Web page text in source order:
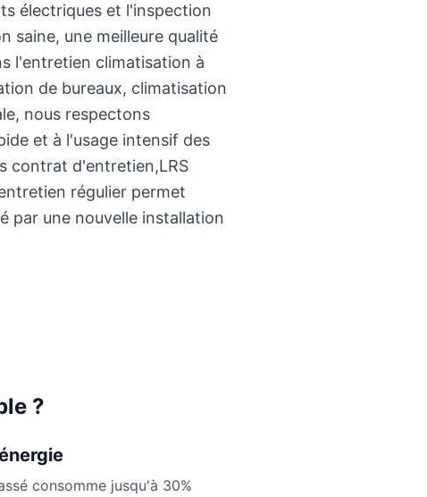
électriques et l'inspection
saine, une meilleure qualité
l'entretien climatisation à
de bureaux, climatisation
nous respectons
et à l'usage intensif des
contrat d'entretien,LRS
régulier permet
par une nouvelle installation
?
consomme jusqu'à 30%